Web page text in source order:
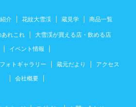
介 花紋大雪渓 蔵見学 商品一覧
あれこれ 大雪渓が買える店・飲める店
イベント情報
フォトギャラリー 蔵元だより アクセス
会社概要